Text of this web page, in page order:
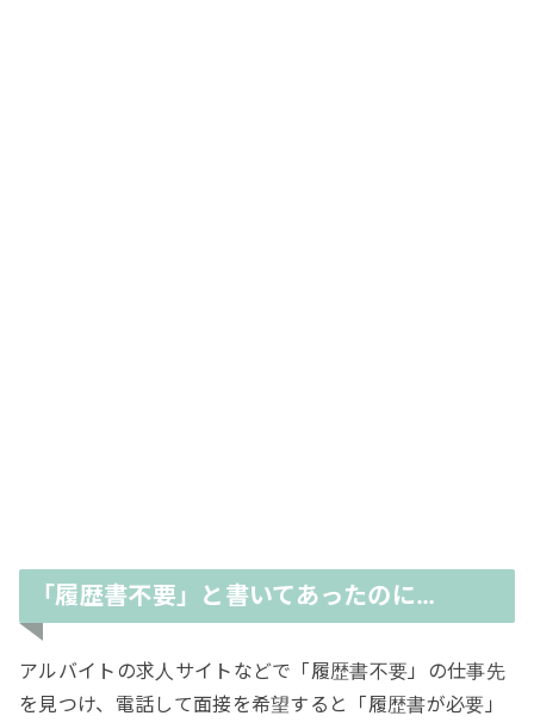
「履歴書不要」と書いてあったのに…
アルバイトの求人サイトなどで「履歴書不要」の仕事先
を見つけ、電話して面接を希望すると「履歴書が必要」